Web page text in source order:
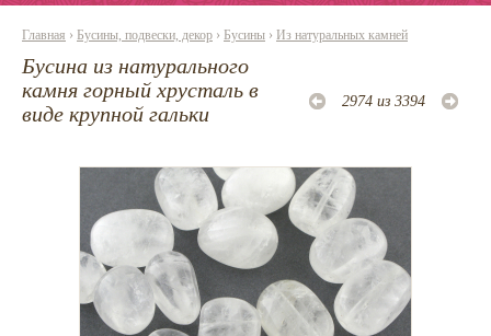
Бисер
Фурнитура
Проволока
Инструменты и материалы
Эпоксидная смола
Шнуры, ленты, нитки
По темам и сезонам
Главная › Бусины, подвески, декор › Бусины › Из натуральных камней
Бусина из натурального
камня горный хрусталь в
виде крупной гальки
2974 из 3394